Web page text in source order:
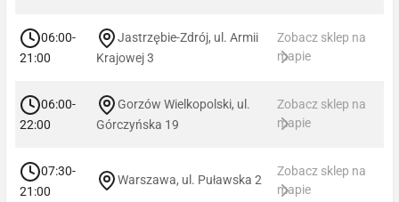
06:00-
21:00
Jastrzębie-Zdrój, ul. Armii
Krajowej 3
Zobacz sklep na
mapie
06:00-
22:00
Gorzów Wielkopolski, ul.
Górczyńska 19
Zobacz sklep na
mapie
07:30-
21:00
Warszawa, ul. Puławska 2
Zobacz sklep na
mapie